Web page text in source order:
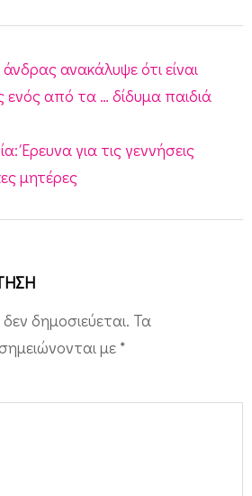
ανακάλυψε ότι είναι
ενός από τα … δίδυμα παιδιά
Έρευνα για τις γεννήσεις
μητέρες
δημοσιεύεται. Τα
με *